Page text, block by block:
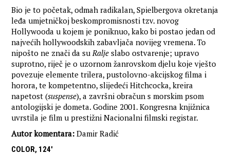
Bio je to početak, odmah radikalan, Spielbergova okretanja
leđa umjetničkoj beskompromisnosti tzv. novog
Hollywooda u kojem je poniknuo, kako bi postao jedan od
najvećih hollywoodskih zabavljača novijeg vremena. To
nipošto ne znači da suRalje slabo ostvarenje; upravo
suprotno, riječ je o uzornom žanrovskom djelu koje vješto
povezuje elemente trilera, pustolovno-akcijskog filma i
horora, te kompetentno, slijedeći Hitchcocka, kreira
napetost (suspense), a završni obračun s morskim psom
antologijski je dometa. Godine 2001. Kongresna knjižnica
uvrstila je film u prestižni Nacionalni filmski registar.
Autor komentara:Damir Radić
COLOR, 124'